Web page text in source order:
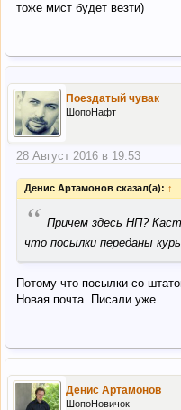
тоже мист будет везти)
Поездатый чувак
ШопоНафт
28 Август 2016 в 19:53
Денис Артамонов сказал(а): ↑
“ Причем здесь НП?
что посылки переданы
Потому что посылки со
Новая почта. Писали уже.
Денис Артамонов
ШопоНовичок